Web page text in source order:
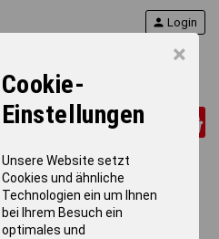
×
Cookie-
Einstellungen
Unsere Website setzt
Cookies und ähnliche
Technologien ein um Ihnen
bei Ihrem Besuch ein
optimales und
search
person Login
Beach - Handballchevron_right Beach - Handbälle